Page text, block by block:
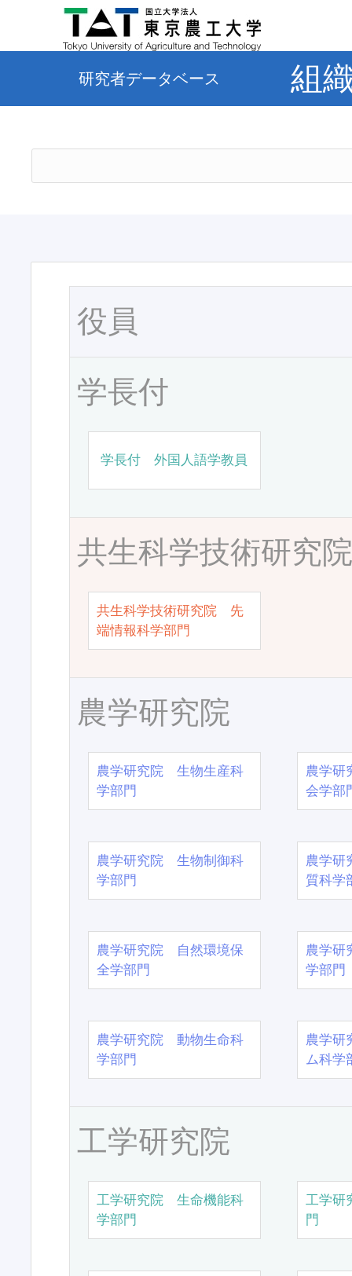
研究者データベース 組
役員
学長付
学長付 外国人語学教員
共生科学技術研究
共生科学技術研究院 先
端情報科学部門
農学研究院
農学研究院 生物生産科
学部門
農学
会学部
農学研究院 生物制御科
学部門
農学
質科学
農学研究院 自然環境保
全学部門
農学
学部門
農学研究院 動物生命科
学部門
農学
ム科学
工学研究院
工学研究院 生命機能科
学部門
工学研
門